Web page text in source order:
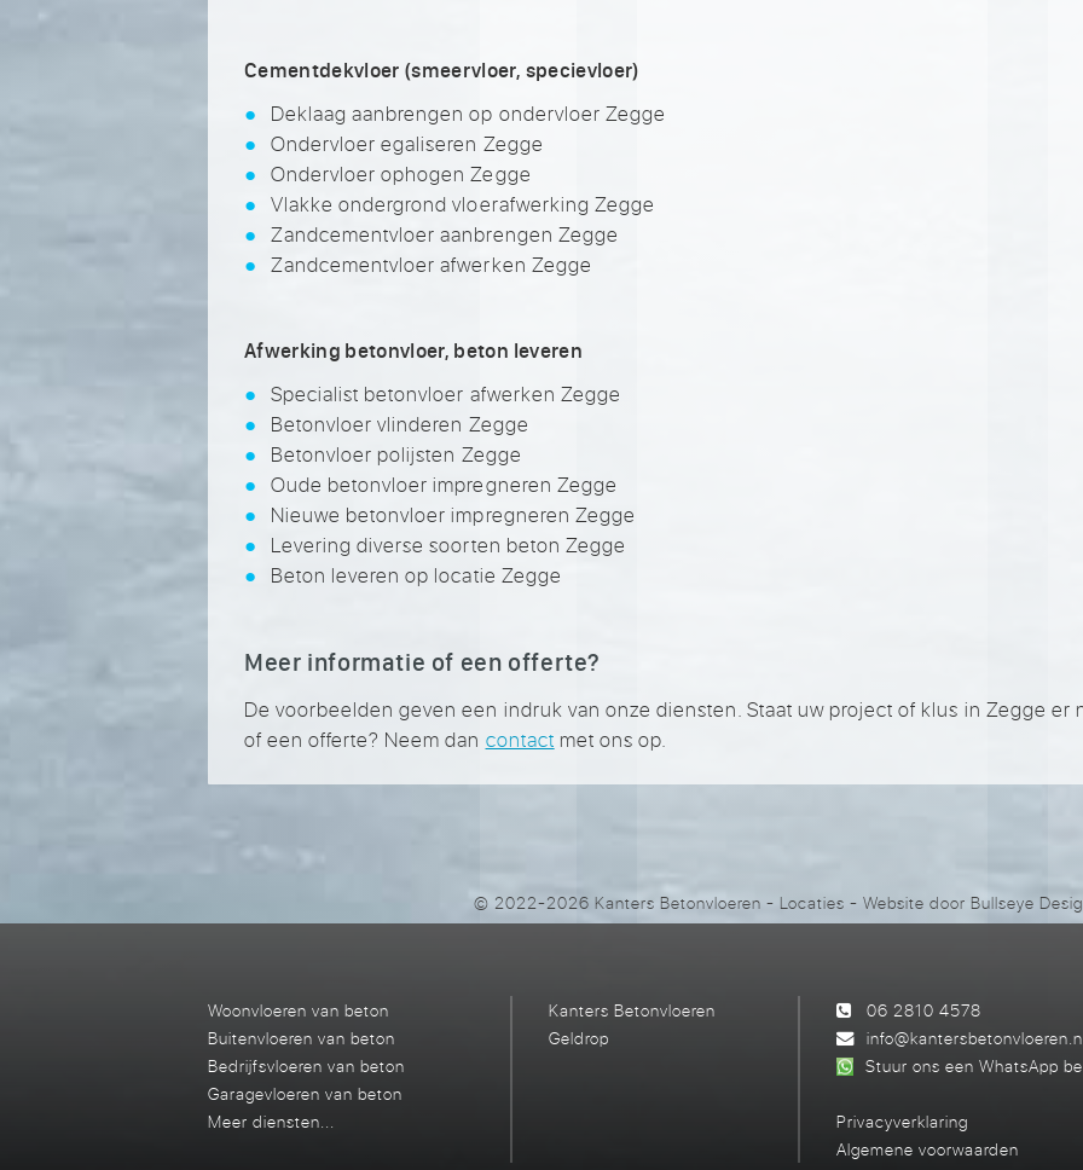
Cementdekvloer (smeervloer, specievloer)
Deklaag aanbrengen op ondervloer Zegge
Ondervloer egaliseren Zegge
Ondervloer ophogen Zegge
Vlakke ondergrond vloerafwerking Zegge
Zandcementvloer aanbrengen Zegge
Zandcementvloer afwerken Zegge
Afwerking betonvloer, beton leveren
Specialist betonvloer afwerken Zegge
Betonvloer vlinderen Zegge
Betonvloer polijsten Zegge
Oude betonvloer impregneren Zegge
Nieuwe betonvloer impregneren Zegge
Levering diverse soorten beton Zegge
Beton leveren op locatie Zegge
Meer informatie of een offerte?
De voorbeelden geven een indruk van onze diensten. Staat uw project of klus in Zegge er
of een offerte? Neem dan contact met ons op.
© 2022-2026 Kanters Betonvloeren -Locaties - Website doorBullseye
Woonvloeren van beton
Buitenvloeren van beton
Bedrijfsvloeren van beton
Garagevloeren van beton
Meer diensten...
Kanters Betonvloeren
Geldrop
06 2810 4578
Stuur ons een WhatsApp
Privacyverklaring
Algemene voorwaarden